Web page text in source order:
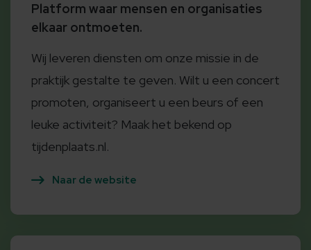
Platform waar mensen en organisaties
elkaar ontmoeten.
Wij leveren diensten om onze missie in de
praktijk gestalte te geven. Wilt u een concert
promoten, organiseert u een beurs of een
leuke activiteit? Maak het bekend op
tijdenplaats.nl.
Naar de website